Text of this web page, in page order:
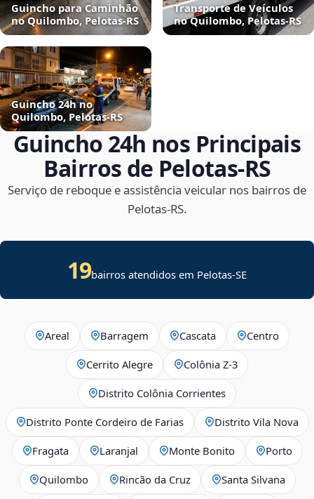
Guincho para Caminhão
no Quilombo, Pelotas‑RS
Transporte de Veículos
no Quilombo, Pelotas‑RS
Guincho 24h no
Quilombo, Pelotas‑RS
Guincho 24h nos Principais
Bairros de Pelotas‑RS
Serviço de reboque e assistência veicular nos bairros de
Pelotas‑RS.
19bairros atendidos em Pelotas-SE
Areal Barragem Cascata Centro
Cerrito Alegre Colônia Z-3
Distrito Colônia Corrientes
Distrito Ponte Cordeiro de Farias Distrito Vila Nova
Fragata Laranjal Monte Bonito Porto
Quilombo Rincão da Cruz Santa Silvana